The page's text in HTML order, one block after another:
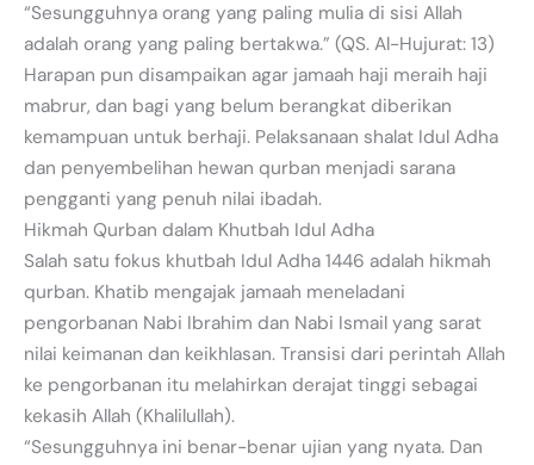
“Sesungguhnya orang yang paling mulia di sisi Allah
adalah orang yang paling bertakwa.” (QS. Al-Hujurat: 13)
Harapan pun disampaikan agar jamaah haji meraih haji
mabrur, dan bagi yang belum berangkat diberikan
kemampuan untuk berhaji. Pelaksanaan shalat Idul Adha
dan penyembelihan hewan qurban menjadi sarana
pengganti yang penuh nilai ibadah.
Hikmah Qurban dalam Khutbah Idul Adha
Salah satu fokus khutbah Idul Adha 1446 adalah hikmah
qurban. Khatib mengajak jamaah meneladani
pengorbanan Nabi Ibrahim dan Nabi Ismail yang sarat
nilai keimanan dan keikhlasan. Transisi dari perintah Allah
ke pengorbanan itu melahirkan derajat tinggi sebagai
kekasih Allah (Khalilullah).
“Sesungguhnya ini benar-benar ujian yang nyata. Dan